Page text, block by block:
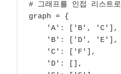
# 그래프를 인접 리스트
graph = {